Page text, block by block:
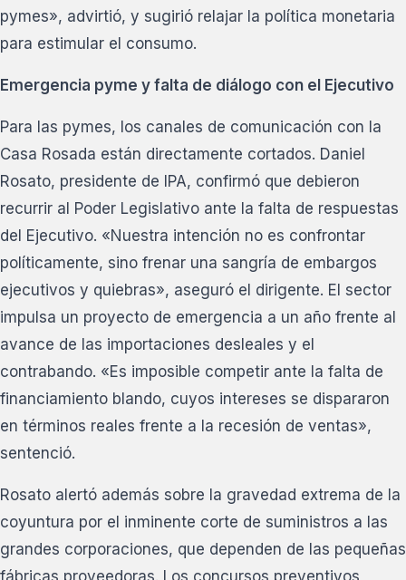
pymes», advirtió, y sugirió relajar la política monetaria
para estimular el consumo.
Emergencia pyme y falta de diálogo con el Ejecutivo
Para las pymes, los canales de comunicación con la
Casa Rosada están directamente cortados. Daniel
Rosato, presidente de IPA, confirmó que debieron
recurrir al Poder Legislativo ante la falta de respuestas
del Ejecutivo. «Nuestra intención no es confrontar
políticamente, sino frenar una sangría de embargos
ejecutivos y quiebras», aseguró el dirigente. El sector
impulsa un proyecto de emergencia a un año frente al
avance de las importaciones desleales y el
contrabando. «Es imposible competir ante la falta de
financiamiento blando, cuyos intereses se dispararon
en términos reales frente a la recesión de ventas»,
sentenció.
Rosato alertó además sobre la gravedad extrema de la
coyuntura por el inminente corte de suministros a las
grandes corporaciones, que dependen de las pequeñas